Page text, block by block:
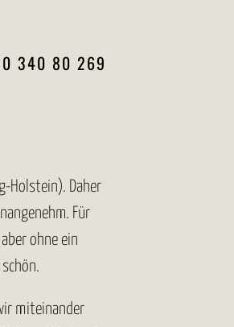
340 80 269
Holstein). Daher
Für
ohne ein
miteinander